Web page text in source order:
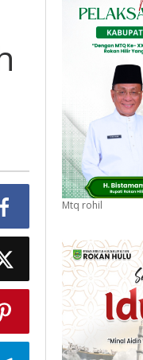
Mtq rohil